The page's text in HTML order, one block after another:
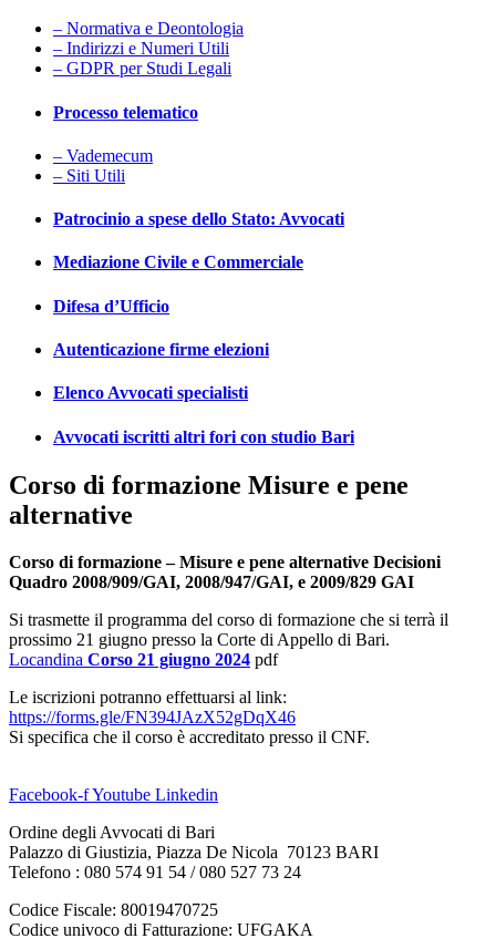
– Normativa e Deontologia
– Indirizzi e Numeri Utili
– GDPR per Studi Legali
Processo telematico
– Vademecum
– Siti Utili
Patrocinio a spese dello Stato: Avvocati
Mediazione Civile e Commerciale
Difesa d’Ufficio
Autenticazione firme elezioni
Elenco Avvocati specialisti
Avvocati iscritti altri fori con studio Bari
Corso di formazione Misure e pene
alternative
Corso di formazione – Misure e pene alternative Decisioni
Quadro 2008/909/GAI, 2008/947/GAI, e 2009/829 GAI
Si trasmette il programma del corso di formazione che si terrà il
prossimo 21 giugno presso la Corte di Appello di Bari.
Locandina Corso 21 giugno 2024 pdf
Le iscrizioni potranno effettuarsi al link:
https://forms.gle/FN394JAzX52gDqX46
Si specifica che il corso è accreditato presso il CNF.
Facebook-fYoutube Linkedin
Ordine degli Avvocati di Bari
Palazzo di Giustizia, Piazza De Nicola 70123 BARI
Telefono : 080 574 91 54 / 080 527 73 24
Codice Fiscale: 80019470725
Codice univoco di Fatturazione: UFGAKA